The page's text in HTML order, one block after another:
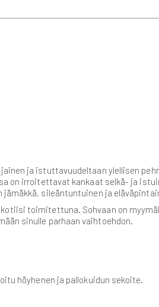
ja istuttavuudeltaan ylellisen
on irroitettavat kankaat selkä- ja
jämäkkä, sileäntuntuinen ja
toimitettuna. Sohvaan on
sinulle parhaan vaihtoehdon.
höyhenen ja pallokuidun sekoite.